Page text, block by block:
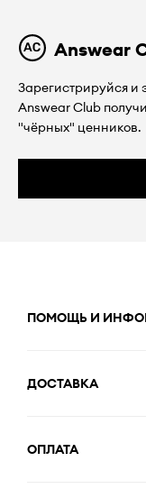
Answear
Зарегистрируйся и
Answear Club
"чёрных" ценников.
ПОМОЩЬ И
ДОСТАВКА
ОПЛАТА